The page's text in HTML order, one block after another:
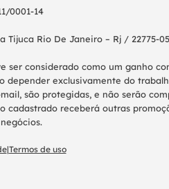
0001-14
Tijuca Rio De Janeiro – Rj / 22775-
ser considerado como um ganho
depender exclusivamente do
são protegidas, e não serão
receberá outras
|Termos de uso